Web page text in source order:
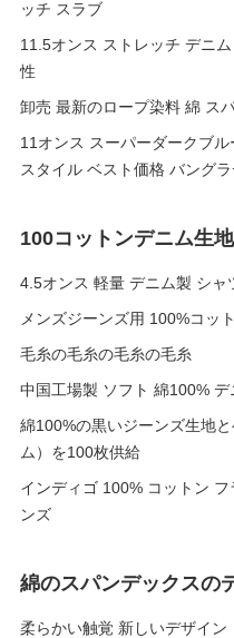
ッチ スラブ
11.5オンス ストレッチ デニ
性
卸売 最新のロープ染料 綿 ス
11オンス スーパーダークブ
スタイル ベスト価格 バングラ
100コットンデニム生地
4.5オンス 軽量 デニム製 シャ
メンズジーンズ用 100%コッ
毛糸の毛糸の毛糸の毛糸
中国工場製 ソフト 綿100%
綿100%の黒いジーンズ生地
ム）を100枚供給
インディゴ 100% コットン
ンズ
綿のスパンデックスの
柔らかい触覚 新しいデザイ